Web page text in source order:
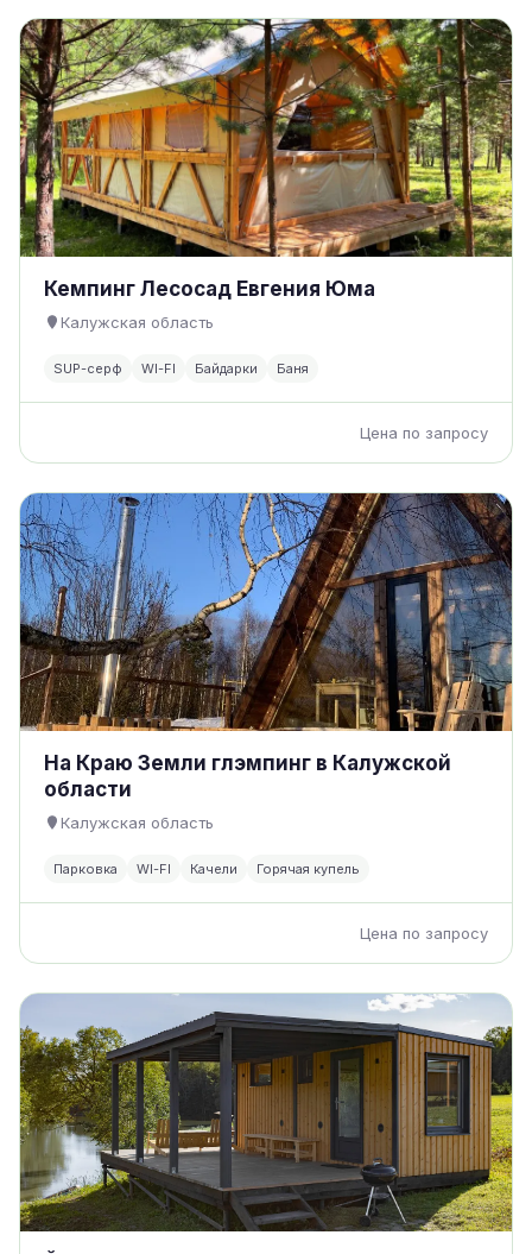
Кемпинг Лесосад Евгения Юма
Калужская область
SUP-серф WI-FI Байдарки Баня
Цена по запросу
На Краю Земли глэмпинг в Калужской
области
Калужская область
Парковка WI-FI Качели Горячая купель
Цена по запросу